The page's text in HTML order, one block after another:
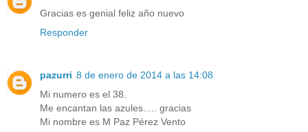
Gracias es genial feliz año nuevo
Responder
pazurri 8 de enero de 2014 a las 14:08
Mi numero es el 38.
Me encantan las azules..... gracias
Mi nombre es M Paz Pérez Vento